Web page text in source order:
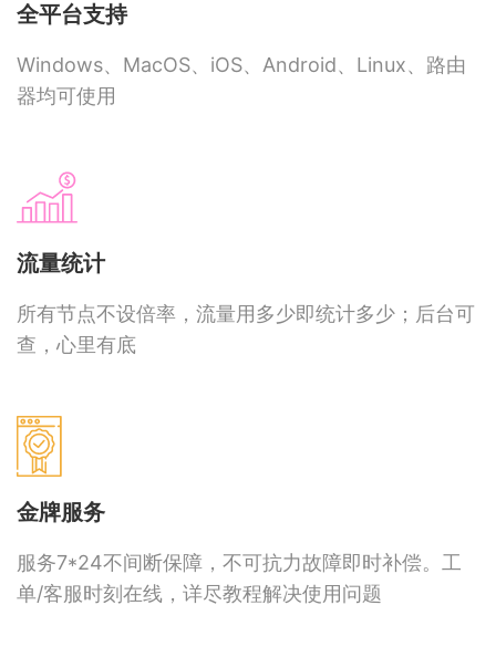
全平台支持
Windows、MacOS、iOS、Android、Linux、路由
器均可使用
流量统计
所有节点不设倍率，流量用多少即统计多少；后台可
查，心里有底
金牌服务
服务7*24不间断保障，不可抗力故障即时补偿。工
单/客服时刻在线，详尽教程解决使用问题